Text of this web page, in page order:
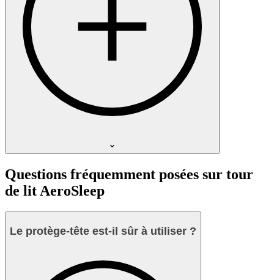
Questions fréquemment posées sur tour
de lit AeroSleep
Le protège-tête est-il sûr à utiliser ?